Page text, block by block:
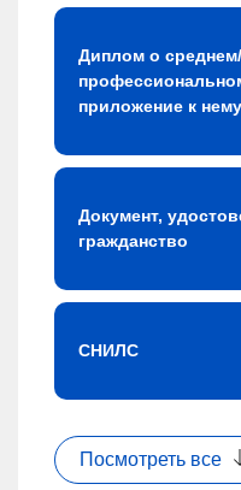
Диплом о
приложение к нему
Документ,
гражданство
СНИЛС
Посмотреть все